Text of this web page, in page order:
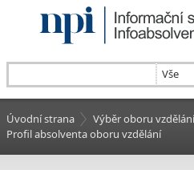
Úvodní strana Výběr oboru vzdělání
Profil absolventa oboru vzdělání